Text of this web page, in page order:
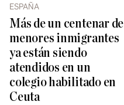
ESPAÑA
Más de un centenar de
menores inmigrantes
ya están siendo
atendidos en un
colegio habilitado en
Ceuta